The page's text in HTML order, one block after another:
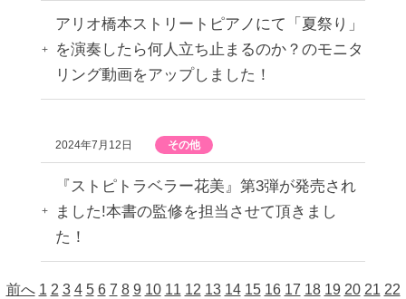
アリオ橋本ストリートピアノにて「夏祭り」
を演奏したら何人立ち止まるのか？のモニタ
リング動画をアップしました！
2024年7月12日 その他
『ストピトラベラー花美』第3弾が発売され
ました!本書の監修を担当させて頂きまし
た！
前へ 1 2 3 4 5 6 7 8 9 10 11 12 13 14 15 16 17 18 19 20 21 22